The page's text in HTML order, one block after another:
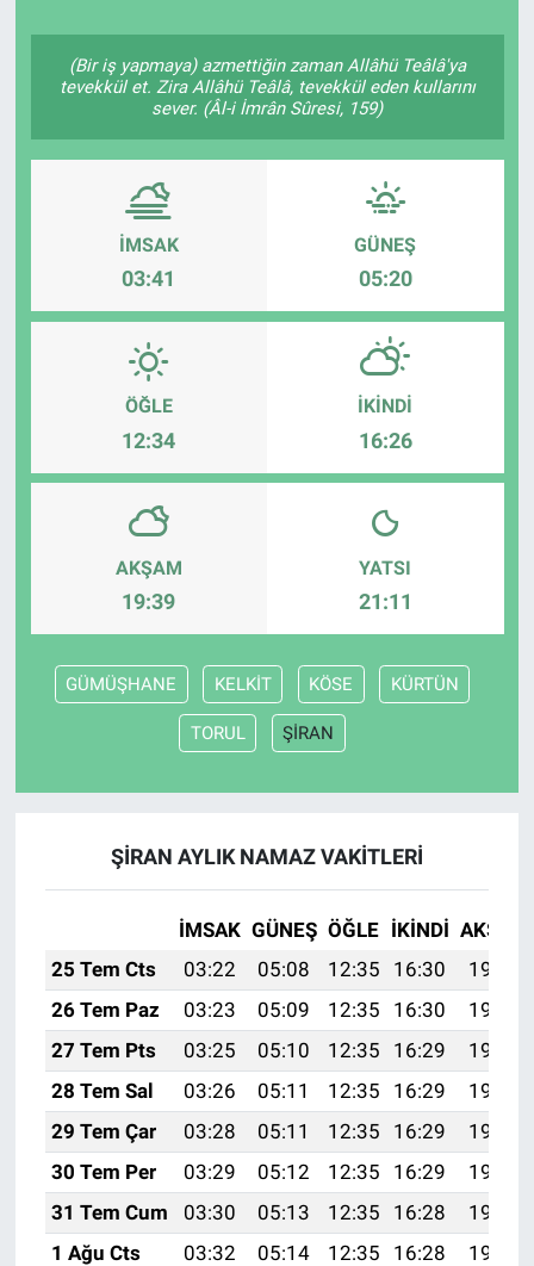
(Bir iş yapmaya) azmettiğin zaman Allâhü Teâlâ'ya
tevekkül et. Zira Allâhü Teâlâ, tevekkül eden kullarını
sever. (Âl-i İmrân Sûresi, 159)
İMSAK
03:41
GÜNEŞ
05:20
ÖĞLE
12:34
İKINDI
16:26
AKŞAM
19:39
YATSI
21:11
GÜMÜŞHANE KELKİT KÖSE KÜRTÜN
TORUL ŞİRAN
ŞİRAN AYLIK NAMAZ VAKITLERI
İMSAK GÜNEŞ ÖĞLE İKINDI AKŞAM
25 Tem Cts
03:22 05:08 12:35 16:30
19:52
26 Tem Paz
03:23 05:09 12:35 16:30
19:52
27 Tem Pts
03:25 05:10 12:35 16:29
19:51
28 Tem Sal
03:26 05:11 12:35 16:29
19:50
29 Tem Çar
03:28 05:11 12:35 16:29
19:49
30 Tem Per
03:29 05:12 12:35 16:29
19:48
31 Tem Cum
03:30 05:13 12:35 16:28
19:47
1 Ağu Cts
03:32 05:14 12:35 16:28
19:46
Kütahya
Genel
Magazin
Bilim ve Teknoloji